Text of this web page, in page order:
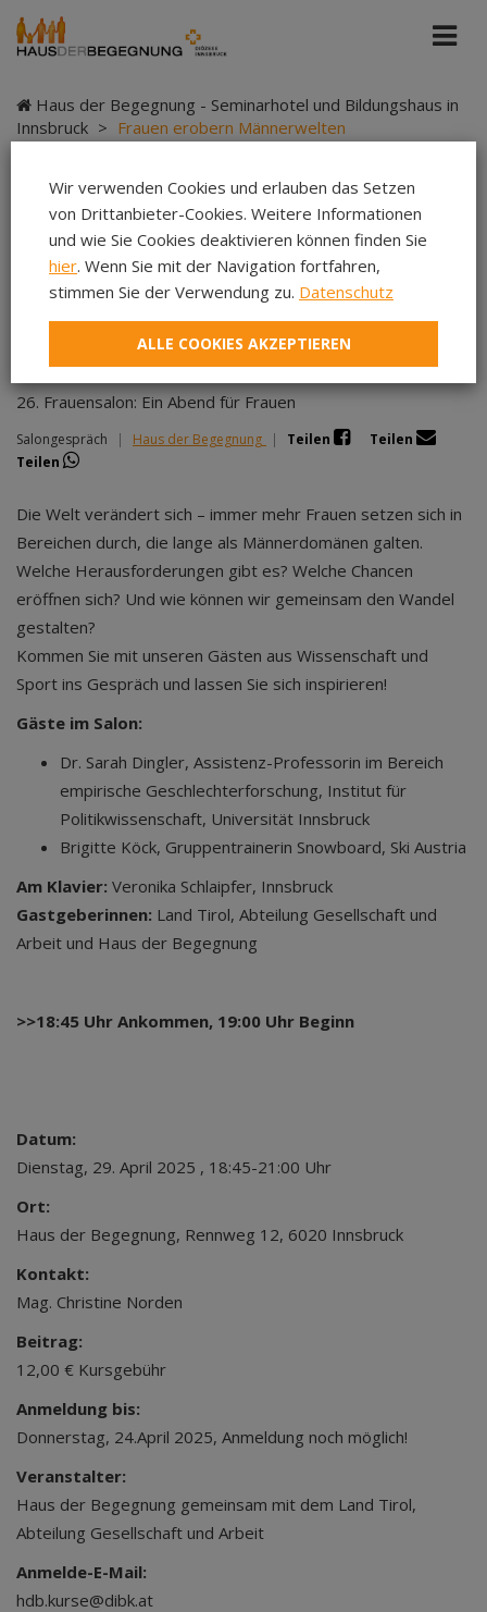
Haus der Begegnung - Seminarhotel und Bildungshaus in
Innsbruck > Frauen erobern Männerwelten
Frauen erobern
Männerwelten
26. Frauensalon: Ein Abend für Frauen
Salongespräch | Haus der Begegnung | Teilen
Teilen
Teilen
Die Welt verändert sich – immer mehr Frauen setzen sich in
Bereichen durch, die lange als Männerdomänen galten.
Welche Herausforderungen gibt es? Welche Chancen
eröffnen sich? Und wie können wir gemeinsam den Wandel
gestalten?
Kommen Sie mit unseren Gästen aus Wissenschaft und
Sport ins Gespräch und lassen Sie sich inspirieren!
Gäste im Salon:
Dr. Sarah Dingler, Assistenz-Professorin im Bereich
empirische Geschlechterforschung, Institut für
Politikwissenschaft, Universität Innsbruck
Brigitte Köck, Gruppentrainerin Snowboard, Ski Austria
Am Klavier: Veronika Schlaipfer, Innsbruck
Gastgeberinnen: Land Tirol, Abteilung Gesellschaft und
Arbeit und Haus der Begegnung
>>18:45 Uhr Ankommen, 19:00 Uhr Beginn
Datum:
Dienstag, 29. April 2025 , 18:45-21:00 Uhr
Ort:
Haus der Begegnung, Rennweg 12, 6020 Innsbruck
Kontakt:
Mag. Christine Norden
Beitrag:
12,00 € Kursgebühr
Anmeldung bis:
Donnerstag, 24.April 2025, Anmeldung noch möglich!
Veranstalter:
Haus der Begegnung gemeinsam mit dem Land Tirol,
Abteilung Gesellschaft und Arbeit
Anmelde-E-Mail:
hdb.kurse@dibk.at
Wir verwenden Cookies und erlauben das Setzen
von Drittanbieter-Cookies. Weitere Informationen
und wie Sie Cookies deaktivieren können finden Sie
hier. Wenn Sie mit der Navigation fortfahren,
stimmen Sie der Verwendung zu. Datenschutz
ALLE COOKIES AKZEPTIEREN